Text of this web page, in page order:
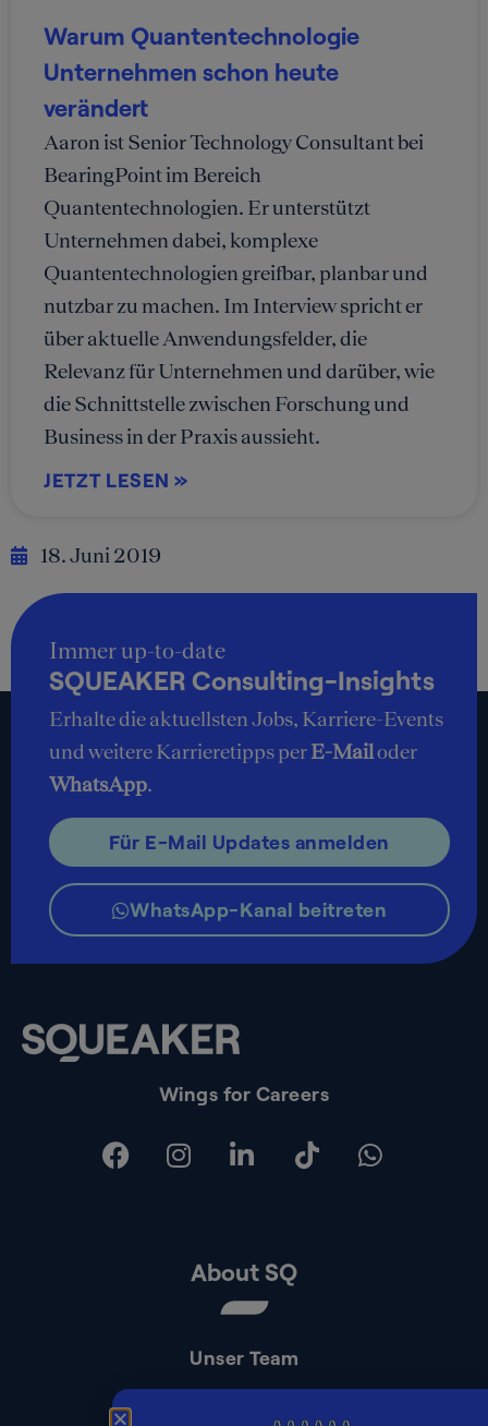
Warum Quantentechnologie
Unternehmen schon heute
verändert
Aaron ist Senior Technology Consultant bei
BearingPoint im Bereich
Quantentechnologien. Er unterstützt
Unternehmen dabei, komplexe
Quantentechnologien greifbar, planbar und
nutzbar zu machen. Im Interview spricht er
über aktuelle Anwendungsfelder, die
Relevanz für Unternehmen und darüber, wie
die Schnittstelle zwischen Forschung und
Business in der Praxis aussieht.
JETZT LESEN »
18. Juni 2019
Wings for Careers
About SQ
Unser Team
Immer up-to-date
SQUEAKER Consulting-Insights
Erhalte die aktuellsten Jobs, Karriere-Events
und weitere Karrieretipps perE-Mailoder
WhatsApp.
Für E-Mail Updates anmelden
WhatsApp-Kanal beitreten